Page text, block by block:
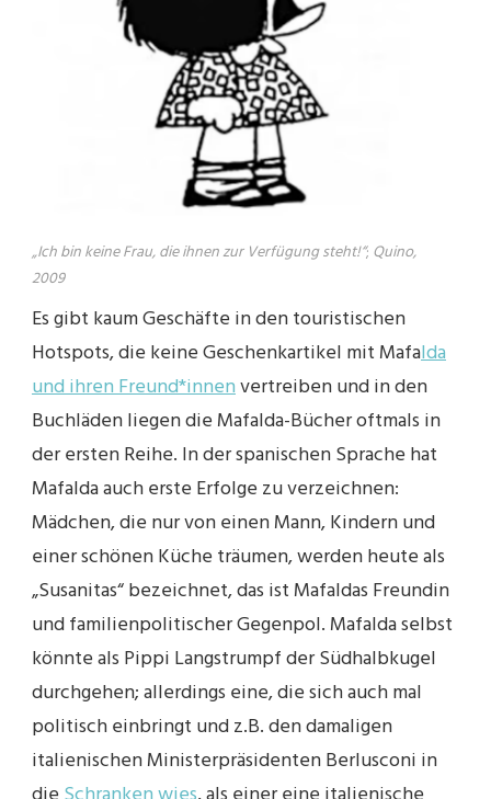
„Ich bin keine Frau, die ihnen zur Verfügung steht!“; Quino,
2009
Es gibt kaum Geschäfte in den touristischen
Hotspots, die keine Geschenkartikel mit Mafalda
und ihren Freund*innenvertreiben und in den
Buchläden liegen die Mafalda-Bücher oftmals in
der ersten Reihe. In der spanischen Sprache hat
Mafalda auch erste Erfolge zu verzeichnen:
Mädchen, die nur von einen Mann, Kindern und
einer schönen Küche träumen, werden heute als
„Susanitas“ bezeichnet, das ist Mafaldas Freundin
und familienpolitischer Gegenpol. Mafalda selbst
könnte als Pippi Langstrumpf der Südhalbkugel
durchgehen; allerdings eine, die sich auch mal
politisch einbringt und z.B. den damaligen
italienischen Ministerpräsidenten Berlusconi in